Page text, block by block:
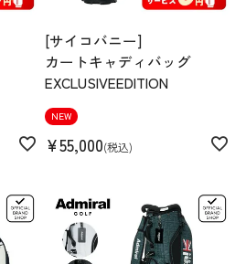
[サイコバニー]
カートキャディバッグ
EXCLUSIVEEDITION
NEW
¥55,000 税込